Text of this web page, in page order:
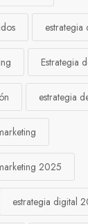
estrategia
Estrategia
estrategia
2025
estrategia digital